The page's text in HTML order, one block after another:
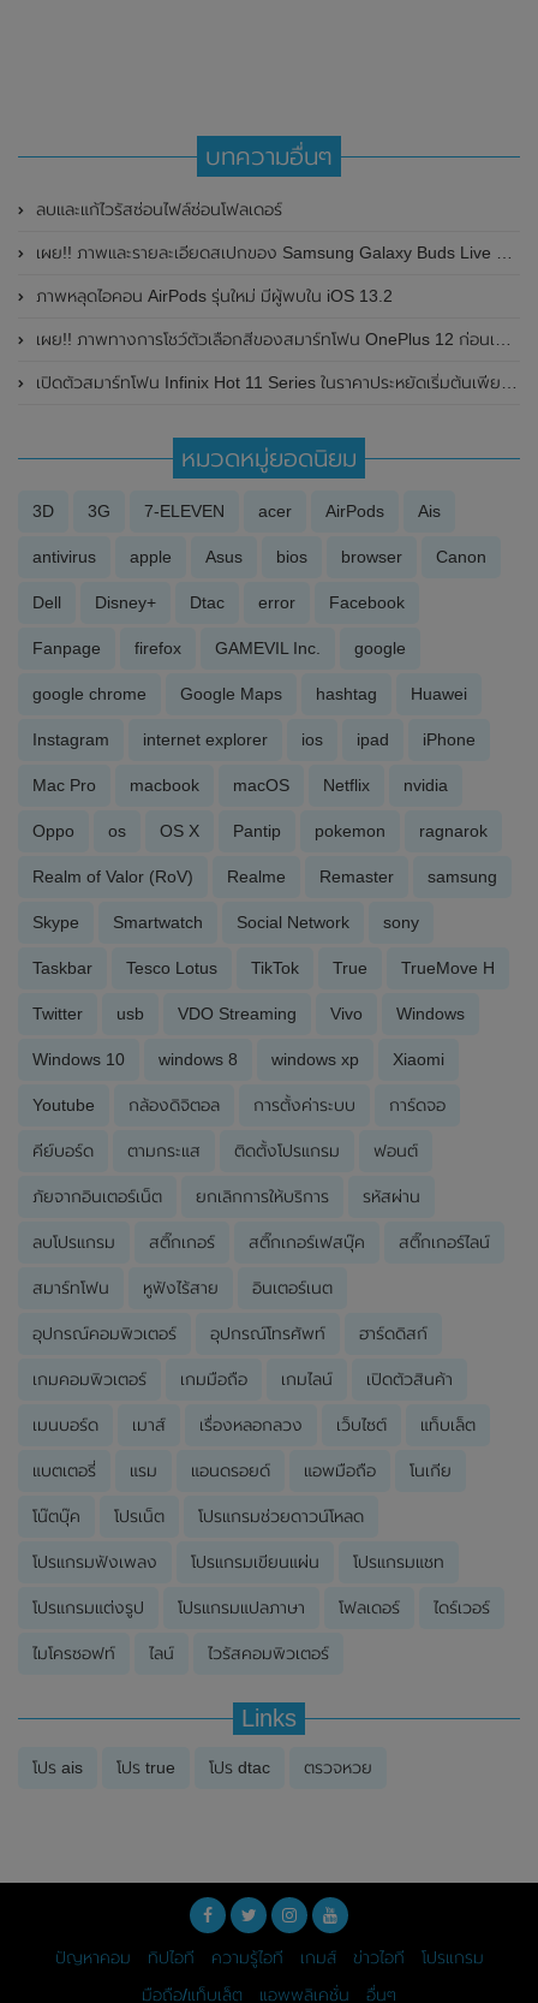
บทความอื่นๆ
ลบและแก้ไวรัสซ่อนไฟล์ซ่อนโฟลเดอร์
เผย!! ภาพและรายละเอียดสเปกของ Samsung Galaxy Buds Live หูฟังไร้สายรูปทรงถั่ว พร้อมเผยราคา
ภาพหลุดไอคอน AirPods รุ่นใหม่ มีผู้พบใน iOS 13.2
เผย!! ภาพทางการโชว์ตัวเลือกสีของสมาร์ทโฟน OnePlus 12 ก่อนเปิดตัวที่ประเทศจีนในวันที่ 5 ธันวาคม 2023 นี้
เปิดตัวสมาร์ทโฟน Infinix Hot 11 Series ในราคาประหยัดเริ่มต้นเพียง 4,499 บาทเท่านั้น
หมวดหมู่ยอดนิยม
3D 3G 7-ELEVEN acer AirPods Ais
antivirus apple Asus bios browser Canon
Dell Disney+ Dtac error Facebook
Fanpage firefox GAMEVIL Inc. google
google chrome Google Maps hashtag Huawei
Instagram internet explorer ios ipad iPhone
Mac Pro macbook macOS Netflix nvidia
Oppo os OS X Pantip pokemon ragnarok
Realm of Valor (RoV) Realme Remaster samsung
Skype Smartwatch Social Network sony
Taskbar Tesco Lotus TikTok True TrueMove H
Twitter usb VDO Streaming Vivo Windows
Windows 10 windows 8 windows xp Xiaomi
Youtube กล้องดิจิตอล การตั้งค่าระบบ การ์ดจอ
คีย์บอร์ด ตามกระแส ติดตั้งโปรแกรม ฟอนต์
ภัยจากอินเตอร์เน็ต ยกเลิกการให้บริการ รหัสผ่าน
ลบโปรแกรม สติ๊กเกอร์ สติ๊กเกอร์เฟสบุ๊ค สติ๊กเกอร์ไลน์
สมาร์ทโฟน หูฟังไร้สาย อินเตอร์เนต
อุปกรณ์คอมพิวเตอร์ อุปกรณ์โทรศัพท์ ฮาร์ดดิสก์
เกมคอมพิวเตอร์ เกมมือถือ เกมไลน์ เปิดตัวสินค้า
เมนบอร์ด เมาส์ เรื่องหลอกลวง เว็บไซต์ แท็บเล็ต
แบตเตอรี่ แรม แอนดรอยด์ แอพมือถือ โนเกีย
โน๊ตบุ๊ค โปรเน็ต โปรแกรมช่วยดาวน์โหลด
โปรแกรมฟังเพลง โปรแกรมเขียนแผ่น โปรแกรมแชท
โปรแกรมแต่งรูป โปรแกรมแปลภาษา โฟลเดอร์ ไดร์เวอร์
ไมโครซอฟท์ ไลน์ ไวรัสคอมพิวเตอร์
Links
โปร ais โปร true โปร dtac ตรวจหวย
ปัญหาคอม ทิปไอที ความรู้ไอที เกมส์ ข่าวไอที
โปรแกรม
มือถือ/แท็บเล็ต
แอพพลิเคชั่น อื่นๆ